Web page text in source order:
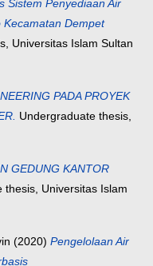
Sistem Penyediaan Air
Kecamatan Dempet
Universitas Islam Sultan
PADA PROYEK
Undergraduate thesis,
GEDUNG KANTOR
thesis, Universitas Islam
(2020) Pengelolaan Air